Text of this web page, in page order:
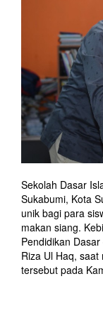
Sekolah Dasar
Sukabumi, Kota
unik bagi para
makan siang.
Pendidikan
Riza Ul Haq,
tersebut pada